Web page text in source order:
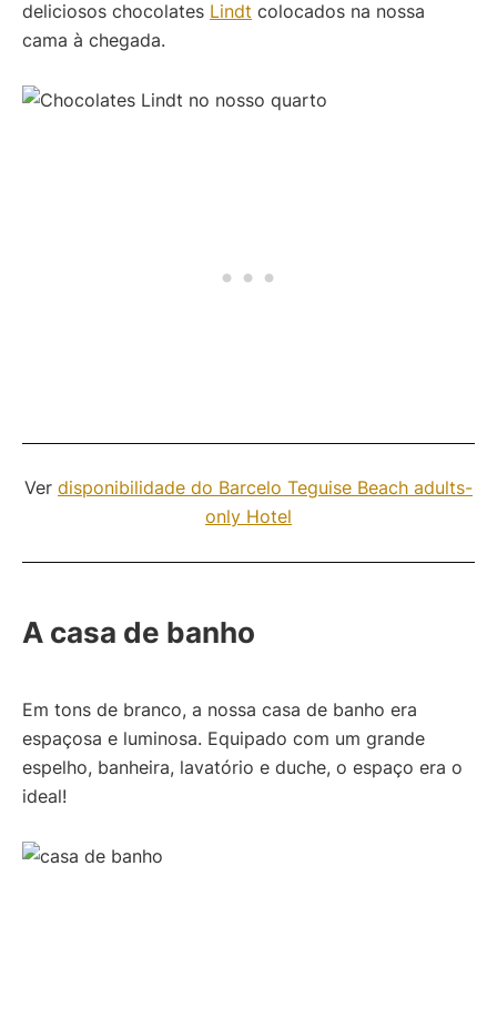
deliciosos chocolates Lindt colocados na nossa
cama à chegada.
Ver disponibilidade do Barcelo Teguise Beach adults-
only Hotel
A casa de banho
Em tons de branco, a nossa casa de banho era
espaçosa e luminosa. Equipado com um grande
espelho, banheira, lavatório e duche, o espaço era o
ideal!